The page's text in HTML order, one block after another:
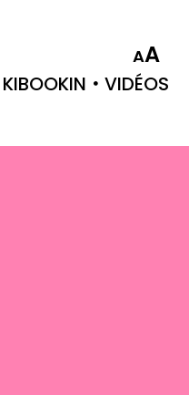
AA
KIBOOKIN VIDÉOS